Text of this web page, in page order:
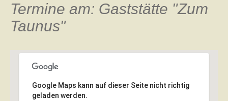
Termine am: Gaststätte "Zum
Taunus"
Google Maps kann auf dieser Seite nicht richtig
geladen werden.